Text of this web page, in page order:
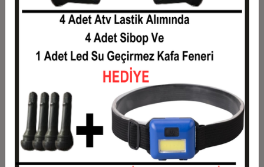
1
5.750,00 TL
5.750,00 TL
2.875,00 TL
3
2.050,83 TL
6.152,50 TL
1.566,88 TL
5
1.276,50 TL
6
1.082,92 TL
6.497,50 TL
7
944,64 TL
6.612,50 TL
8
6.727,50 TL